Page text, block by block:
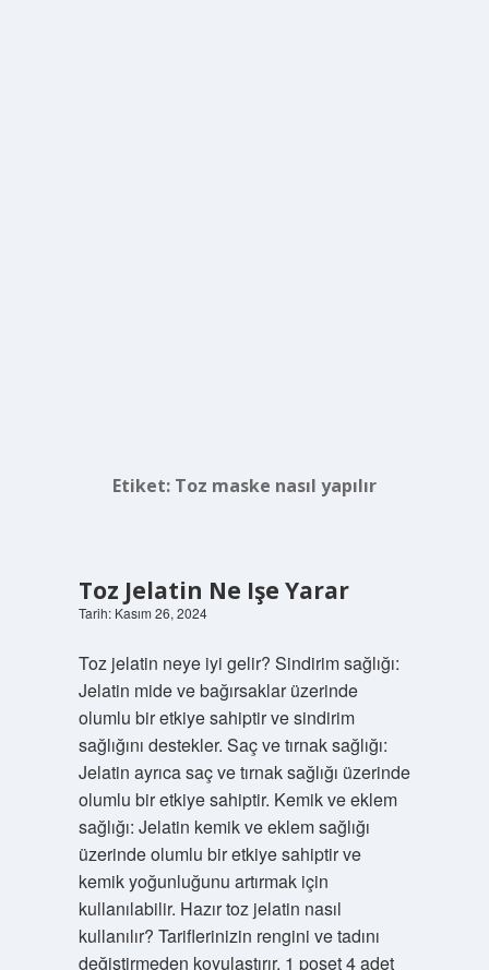
Etiket: Toz maske nasıl yapılır
Toz Jelatin Ne Işe Yarar
Tarih: Kasım 26, 2024
Toz jelatin neye iyi gelir? Sindirim sağlığı:
Jelatin mide ve bağırsaklar üzerinde
olumlu bir etkiye sahiptir ve sindirim
sağlığını destekler. Saç ve tırnak sağlığı:
Jelatin ayrıca saç ve tırnak sağlığı üzerinde
olumlu bir etkiye sahiptir. Kemik ve eklem
sağlığı: Jelatin kemik ve eklem sağlığı
üzerinde olumlu bir etkiye sahiptir ve
kemik yoğunluğunu artırmak için
kullanılabilir. Hazır toz jelatin nasıl
kullanılır? Tariflerinizin rengini ve tadını
değiştirmeden koyulaştırır. 1 poşet 4 adet